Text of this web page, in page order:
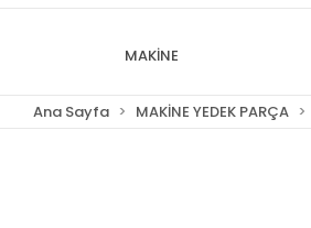
MAKİNE
Ana Sayfa MAKİNE YEDEK PARÇA